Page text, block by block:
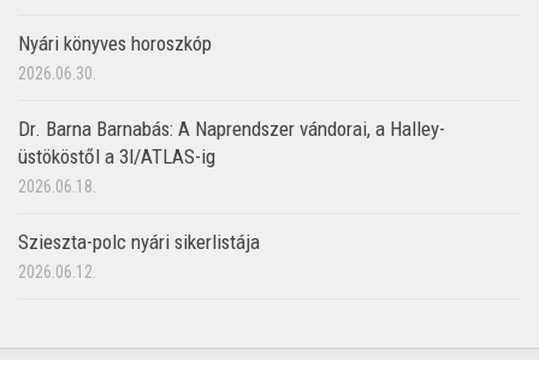
Nyári könyves horoszkóp
2026.06.30.
Dr. Barna Barnabás: A Naprendszer vándorai, a Halley-
üstököstől a 3I/ATLAS-ig
2026.06.18.
Szieszta-polc nyári sikerlistája
2026.06.12.